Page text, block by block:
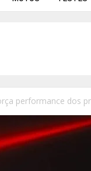
performance dos